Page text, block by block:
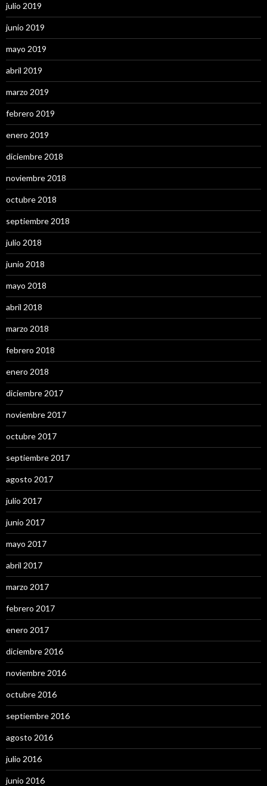
julio 2019
junio 2019
mayo 2019
abril 2019
marzo 2019
febrero 2019
enero 2019
diciembre 2018
noviembre 2018
octubre 2018
septiembre 2018
julio 2018
junio 2018
mayo 2018
abril 2018
marzo 2018
febrero 2018
enero 2018
diciembre 2017
noviembre 2017
octubre 2017
septiembre 2017
agosto 2017
julio 2017
junio 2017
mayo 2017
abril 2017
marzo 2017
febrero 2017
enero 2017
diciembre 2016
noviembre 2016
octubre 2016
septiembre 2016
agosto 2016
julio 2016
junio 2016